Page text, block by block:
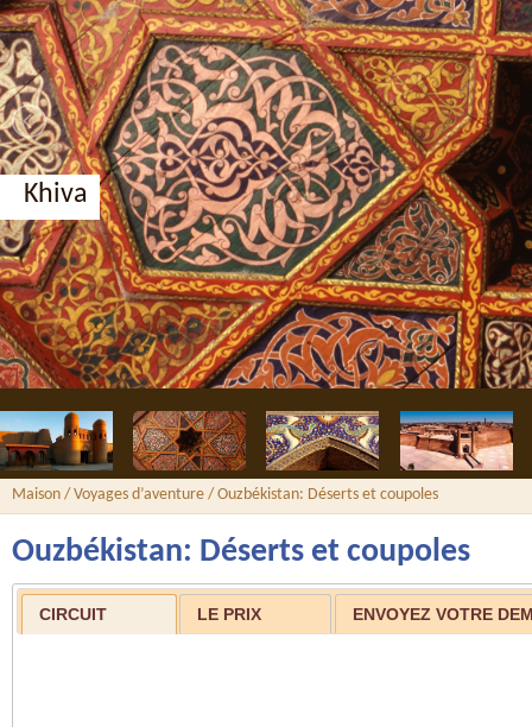
Boukhara,
Maison / Voyages d’aventure / Ouzbékistan: Déserts et coupoles
Ouzbékistan: Déserts et coupoles
CIRCUIT LE PRIX ENVOYEZ VOTRE